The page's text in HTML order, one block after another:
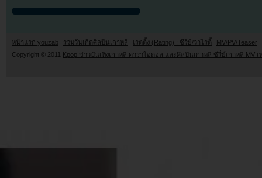
หน้าแรก youzab รวมวันเกิดศิลปินเกาหลี เรตติ้ง (Rating) : ซีรี่ย์/วาไรตี้
MV/PV/Teaser
Copyright © 2011
Kpop ข่าวบันเทิงเกาหลี ดาราไอดอล และศิลปินเกาหลี ซีรี่ย์เกาหลี MV